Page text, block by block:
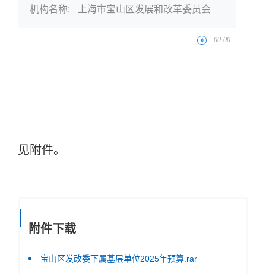
机构名称: 上海市宝山区发展和改革委员会
见附件。
附件下载
宝山区发改委下属基层单位2025年预算.rar